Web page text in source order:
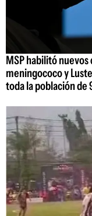
MSP habilitó
meningococo y
toda la población de